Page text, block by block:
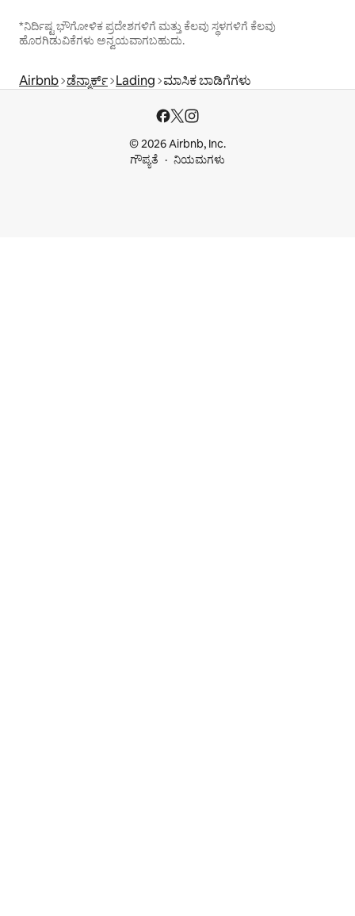
*ನಿರ್ದಿಷ್ಟ ಭೌಗೋಳಿಕ ಪ್ರದೇಶಗಳಿಗೆ ಮತ್ತು ಕೆಲವು ಸ್ಥಳಗಳಿಗೆ ಕೆಲವು
ಹೊರಗಿಡುವಿಕೆಗಳು ಅನ್ವಯವಾಗಬಹುದು.
Airbnb ಡೆನ್ಮಾರ್ಕ್ Lading ಮಾಸಿಕ ಬಾಡಿಗೆಗಳು
© 2026 Airbnb, Inc.
ಗೌಪ್ಯತೆ
ನಿಯಮಗಳು